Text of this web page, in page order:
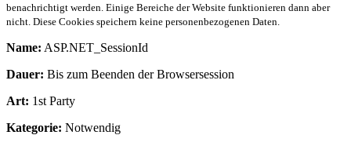
benachrichtigt werden. Einige Bereiche der Website funktionieren dann aber
nicht. Diese Cookies speichern keine personenbezogenen Daten.
Name: ASP.NET_SessionId
Dauer: Bis zum Beenden der Browsersession
Art: 1st Party
Kategorie: Notwendig